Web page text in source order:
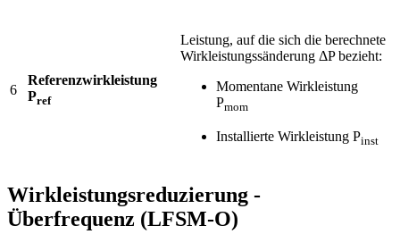
6
Referenzwirkleistung
Pref
Leistung, auf die sich die berechnete
Wirkleistungssänderung ΔP bezieht:
Momentane Wirkleistung
Pmom
Installierte Wirkleistung Pinst
Wirkleistungsreduzierung -
Überfrequenz (LFSM-O)